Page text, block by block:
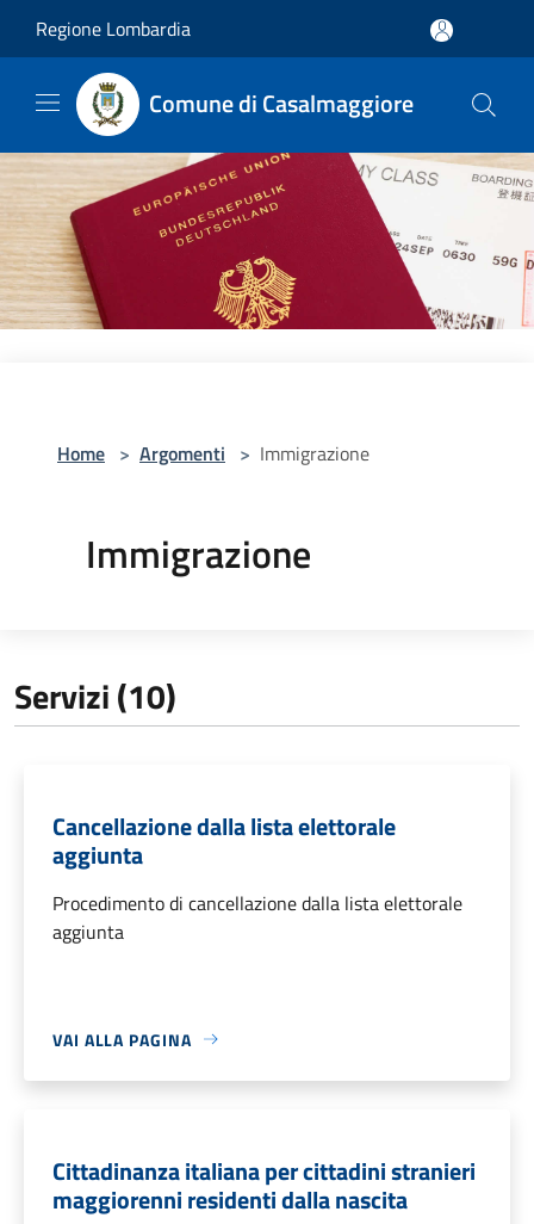
Regione Lombardia
Comune di Casalmaggiore
Home > Argomenti > Immigrazione
Immigrazione
Servizi (10)
Cancellazione dalla lista elettorale
aggiunta
Procedimento di cancellazione dalla lista elettorale
aggiunta
VAI ALLA PAGINA
Cittadinanza italiana per cittadini stranieri
maggiorenni residenti dalla nascita